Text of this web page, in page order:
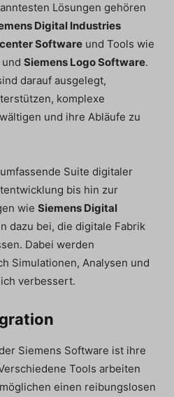
Lösungen gehören
Digital Industries
Software und Tools wie
und Siemens Logo Software.
darauf ausgelegt,
komplexe
und ihre Abläufe zu
Suite digitaler
bis hin zur
wie Siemens Digital
dazu bei, die digitale Fabrik
Dabei werden
Simulationen, Analysen und
verbessert.
Siemens Software ist ihre
Tools arbeiten
einen reibungslosen